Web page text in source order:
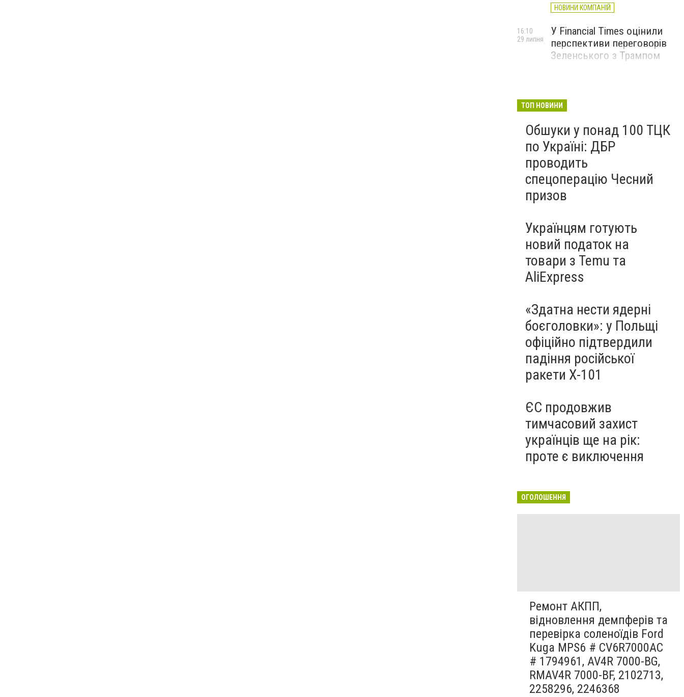
НОВИНИ КОМПАНІЙ
У Financial Times оцінили
перспективи переговорів
Зеленського з Трампом
16:10
29 липня
ТОП НОВИНИ
Обшуки у понад 100 ТЦК
по Україні: ДБР
проводить
спецоперацію Чесний
призов
Українцям готують
новий податок на
товари з Temu та
AliExpress
«Здатна нести ядерні
боєголовки»: у Польщі
офіційно підтвердили
падіння російської
ракети Х-101
ЄС продовжив
тимчасовий захист
українців ще на рік:
проте є виключення
ОГОЛОШЕННЯ
Ремонт АКПП,
відновлення демпферів та
перевірка соленоїдів Ford
Kuga MPS6 # CV6R7000AC
# 1794961, AV4R 7000-BG,
RMAV4R 7000-BF, 2102713,
2258296, 2246368